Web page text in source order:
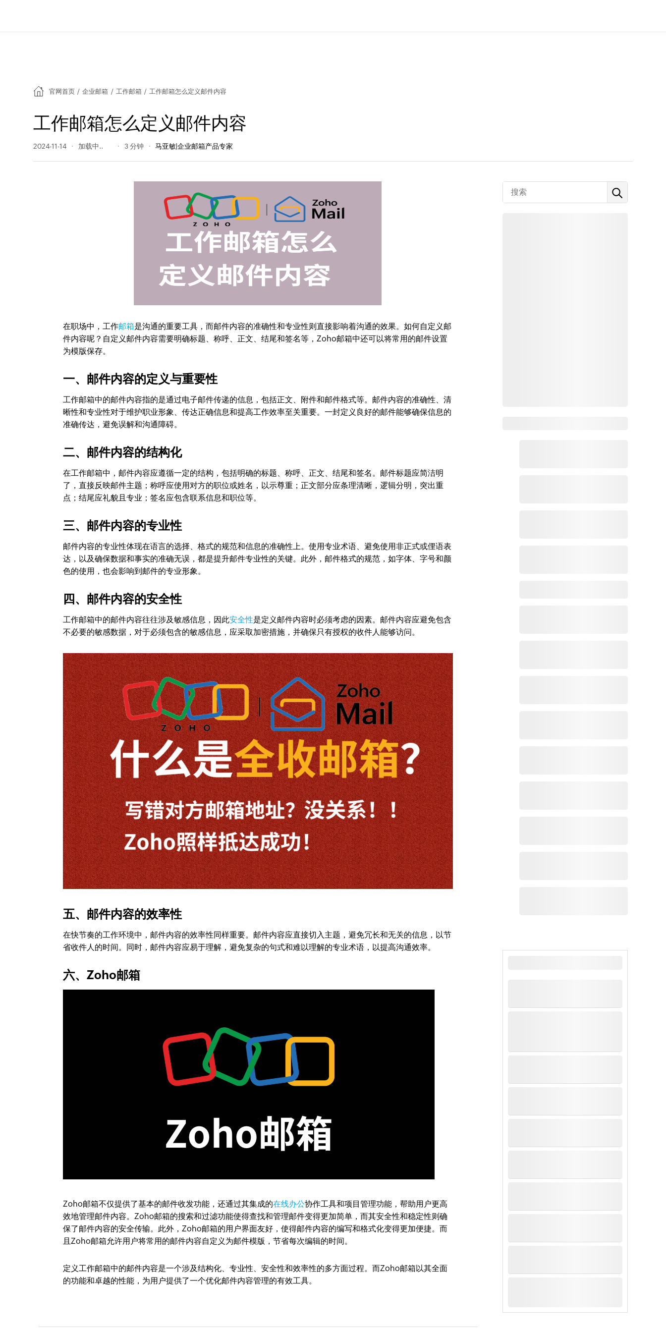
官网首页 / 企业邮箱 / 工作邮箱 / 工作邮箱怎么定义邮件内容
工作邮箱怎么定义邮件内容
2024-11-14 307 阅读量 3 分钟 马亚敏|企业邮箱产品专家
在职场中，工作邮箱是沟通的重要工具，而邮件内容的准确性和专业性则直接影响着沟通的效果。如何自定义邮
件内容呢？自定义邮件内容需要明确标题、称呼、正文、结尾和签名等，Zoho邮箱中还可以将常用的邮件设置
为模版保存。
一、邮件内容的定义与重要性
工作邮箱中的邮件内容指的是通过电子邮件传递的信息，包括正文、附件和邮件格式等。邮件内容的准确性、清
晰性和专业性对于维护职业形象、传达正确信息和提高工作效率至关重要。一封定义良好的邮件能够确保信息的
准确传达，避免误解和沟通障碍。
二、邮件内容的结构化
在工作邮箱中，邮件内容应遵循一定的结构，包括明确的标题、称呼、正文、结尾和签名。邮件标题应简洁明
了，直接反映邮件主题；称呼应使用对方的职位或姓名，以示尊重；正文部分应条理清晰，逻辑分明，突出重
点；结尾应礼貌且专业；签名应包含联系信息和职位等。
三、邮件内容的专业性
邮件内容的专业性体现在语言的选择、格式的规范和信息的准确性上。使用专业术语、避免使用非正式或俚语表
达，以及确保数据和事实的准确无误，都是提升邮件专业性的关键。此外，邮件格式的规范，如字体、字号和颜
色的使用，也会影响到邮件的专业形象。
四、邮件内容的安全性
工作邮箱中的邮件内容往往涉及敏感信息，因此安全性是定义邮件内容时必须考虑的因素。邮件内容应避免包含
不必要的敏感数据，对于必须包含的敏感信息，应采取加密措施，并确保只有授权的收件人能够访问。
五、邮件内容的效率性
在快节奏的工作环境中，邮件内容的效率性同样重要。邮件内容应直接切入主题，避免冗长和无关的信息，以节
省收件人的时间。同时，邮件内容应易于理解，避免复杂的句式和难以理解的专业术语，以提高沟通效率。
六、Zoho邮箱
Zoho邮箱不仅提供了基本的邮件收发功能，还通过其集成的在线办公协作工具和项目管理功能，帮助用户更高
效地管理邮件内容。Zoho邮箱的搜索和过滤功能使得查找和管理邮件变得更加简单，而其安全性和稳定性则确
保了邮件内容的安全传输。此外，Zoho邮箱的用户界面友好，使得邮件内容的编写和格式化变得更加便捷。而
且Zoho邮箱允许用户将常用的邮件内容自定义为邮件模版，节省每次编辑的时间。
定义工作邮箱中的邮件内容是一个涉及结构化、专业性、安全性和效率性的多方面过程。而Zoho邮箱以其全面
的功能和卓越的性能，为用户提供了一个优化邮件内容管理的有效工具。